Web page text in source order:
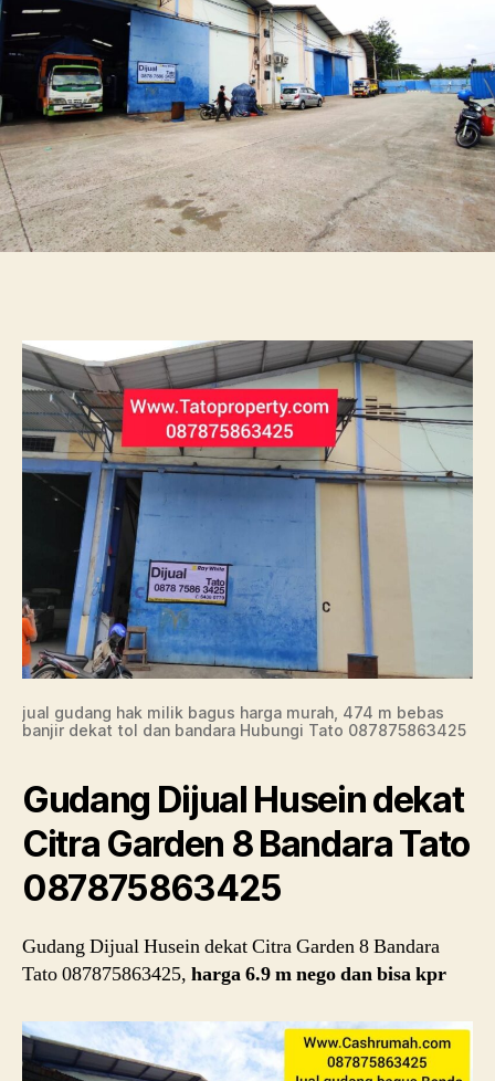
Bandara
Tato
087875863425
jual gudang hak milik bagus harga murah, 474 m bebas
banjir dekat tol dan bandara Hubungi Tato 087875863425
Gudang Dijual Husein dekat
Citra Garden 8 Bandara Tato
087875863425
Gudang Dijual Husein dekat Citra Garden 8 Bandara
Tato 087875863425, harga 6.9 m nego dan bisa kpr